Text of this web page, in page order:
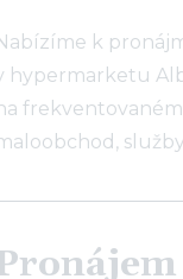
k
hypermarketu